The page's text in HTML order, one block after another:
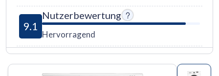
9.1
Nutzerbewertung
Hervorragend